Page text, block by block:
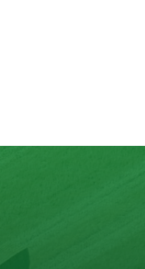
mit max. 10 Zutaten.